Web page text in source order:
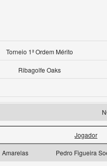
Torneio 1ª Ordem Mérito
Ribagolfe Oaks
Jogador
Amarelas
Pedro Figueira